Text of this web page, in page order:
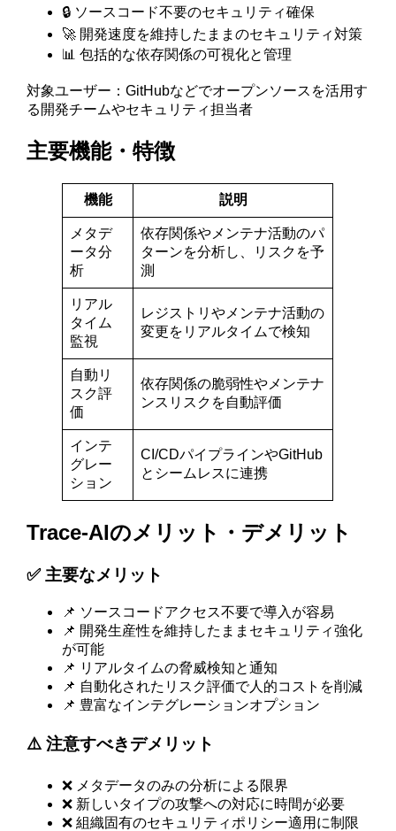
🔒 ソースコード不要のセキュリティ確保
🚀 開発速度を維持したままのセキュリティ対策
📊 包括的な依存関係の可視化と管理
対象ユーザー：GitHubなどでオープンソースを活用す
る開発チームやセキュリティ担当者
主要機能・特徴
機能 説明
メタデ
ータ分
析
依存関係やメンテナ活動のパ
ターンを分析し、リスクを予
測
リアル
タイム
監視
レジストリやメンテナ活動の
変更をリアルタイムで検知
自動リ
スク評
価
依存関係の脆弱性やメンテナ
ンスリスクを自動評価
インテ
グレー
ション
CI/CDパイプラインやGitHub
とシームレスに連携
Trace-AIのメリット・デメリット
✅ 主要なメリット
📌 ソースコードアクセス不要で導入が容易
📌 開発生産性を維持したままセキュリティ強化
が可能
📌 リアルタイムの脅威検知と通知
📌 自動化されたリスク評価で人的コストを削減
📌 豊富なインテグレーションオプション
⚠️ 注意すべきデメリット
❌ メタデータのみの分析による限界
❌ 新しいタイプの攻撃への対応に時間が必要
❌ 組織固有のセキュリティポリシー適用に制限